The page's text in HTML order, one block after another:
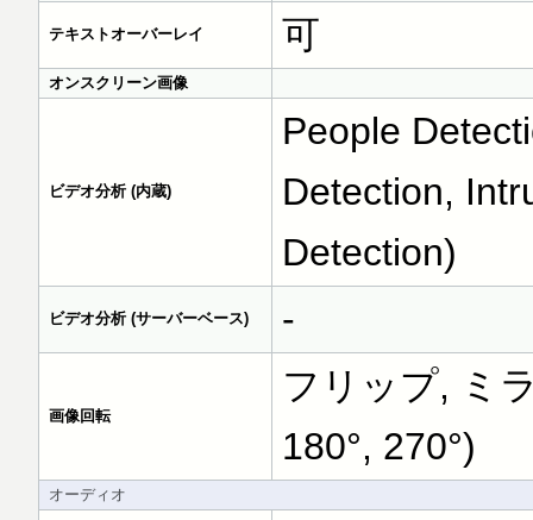
テキストオーバーレイ 可
オンスクリーン画像
ビデオ分析 (内蔵)
People
Detection,
Detection)
ビデオ分析 (サーバーベース) -
画像回転
フリップ, ミ
180°, 270°)
オーディオ